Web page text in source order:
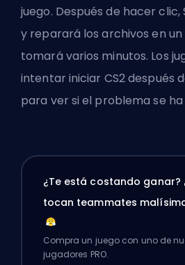
juego. Después de hacer
y reparará los archivos en
tomará varios minutos. Los
intentar iniciar CS2 después
para ver si el problema se ha
¿Te está costando ganar?
tocan teammates
Compra un juego con uno de
jugadores PRO.